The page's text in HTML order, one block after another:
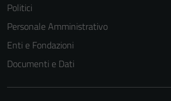
Politici
Personale Amministrativo
Enti e Fondazioni
Documenti e Dati